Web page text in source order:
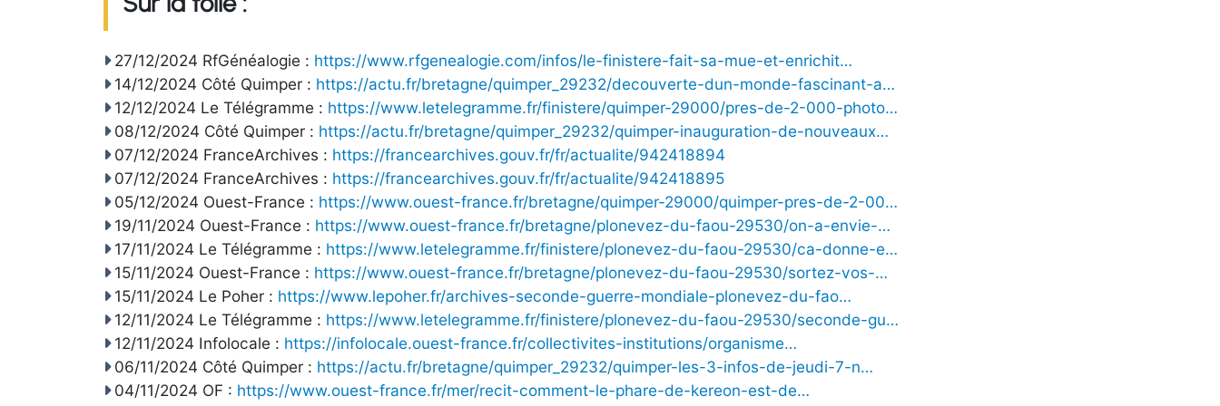
27/12/2024 RfGénéalogie : https://www.rfgenealogie.com/infos/le-finistere-fait-sa-mue-et-enrichit…
14/12/2024 Côté Quimper : https://actu.fr/bretagne/quimper_29232/decouverte-dun-monde-fascinant-a…
12/12/2024 Le Télégramme : https://www.letelegramme.fr/finistere/quimper-29000/pres-de-2-000-photo…
08/12/2024 Côté Quimper : https://actu.fr/bretagne/quimper_29232/quimper-inauguration-de-nouveaux…
07/12/2024 FranceArchives : https://francearchives.gouv.fr/fr/actualite/942418894
07/12/2024 FranceArchives : https://francearchives.gouv.fr/fr/actualite/942418895
05/12/2024 Ouest-France : https://www.ouest-france.fr/bretagne/quimper-29000/quimper-pres-de-2-00…
19/11/2024 Ouest-France : https://www.ouest-france.fr/bretagne/plonevez-du-faou-29530/on-a-envie-…
17/11/2024 Le Télégramme : https://www.letelegramme.fr/finistere/plonevez-du-faou-29530/ca-donne-e…
15/11/2024 Ouest-France : https://www.ouest-france.fr/bretagne/plonevez-du-faou-29530/sortez-vos-…
15/11/2024 Le Poher : https://www.lepoher.fr/archives-seconde-guerre-mondiale-plonevez-du-fao…
12/11/2024 Le Télégramme : https://www.letelegramme.fr/finistere/plonevez-du-faou-29530/seconde-gu…
12/11/2024 Infolocale : https://infolocale.ouest-france.fr/collectivites-institutions/organisme…
06/11/2024 Côté Quimper : https://actu.fr/bretagne/quimper_29232/quimper-les-3-infos-de-jeudi-7-n…
04/11/2024 OF : https://www.ouest-france.fr/mer/recit-comment-le-phare-de-kereon-est-de…